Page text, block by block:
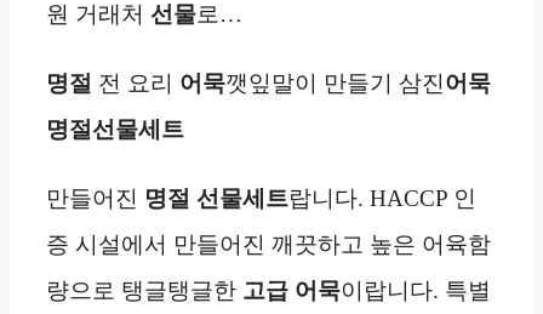
원 거래처 선물로…
명절 전 요리 어묵깻잎말이 만들기 삼진어묵
명절선물세트
만들어진 명절 선물세트랍니다. HACCP 인
증 시설에서 만들어진 깨끗하고 높은 어육함
량으로 탱글탱글한 고급 어묵이랍니다. 특별